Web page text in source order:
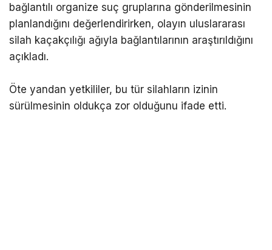
bağlantılı organize suç gruplarına gönderilmesinin
planlandığını değerlendirirken, olayın uluslararası
silah kaçakçılığı ağıyla bağlantılarının araştırıldığını
açıkladı.
Öte yandan yetkililer, bu tür silahların izinin
sürülmesinin oldukça zor olduğunu ifade etti.